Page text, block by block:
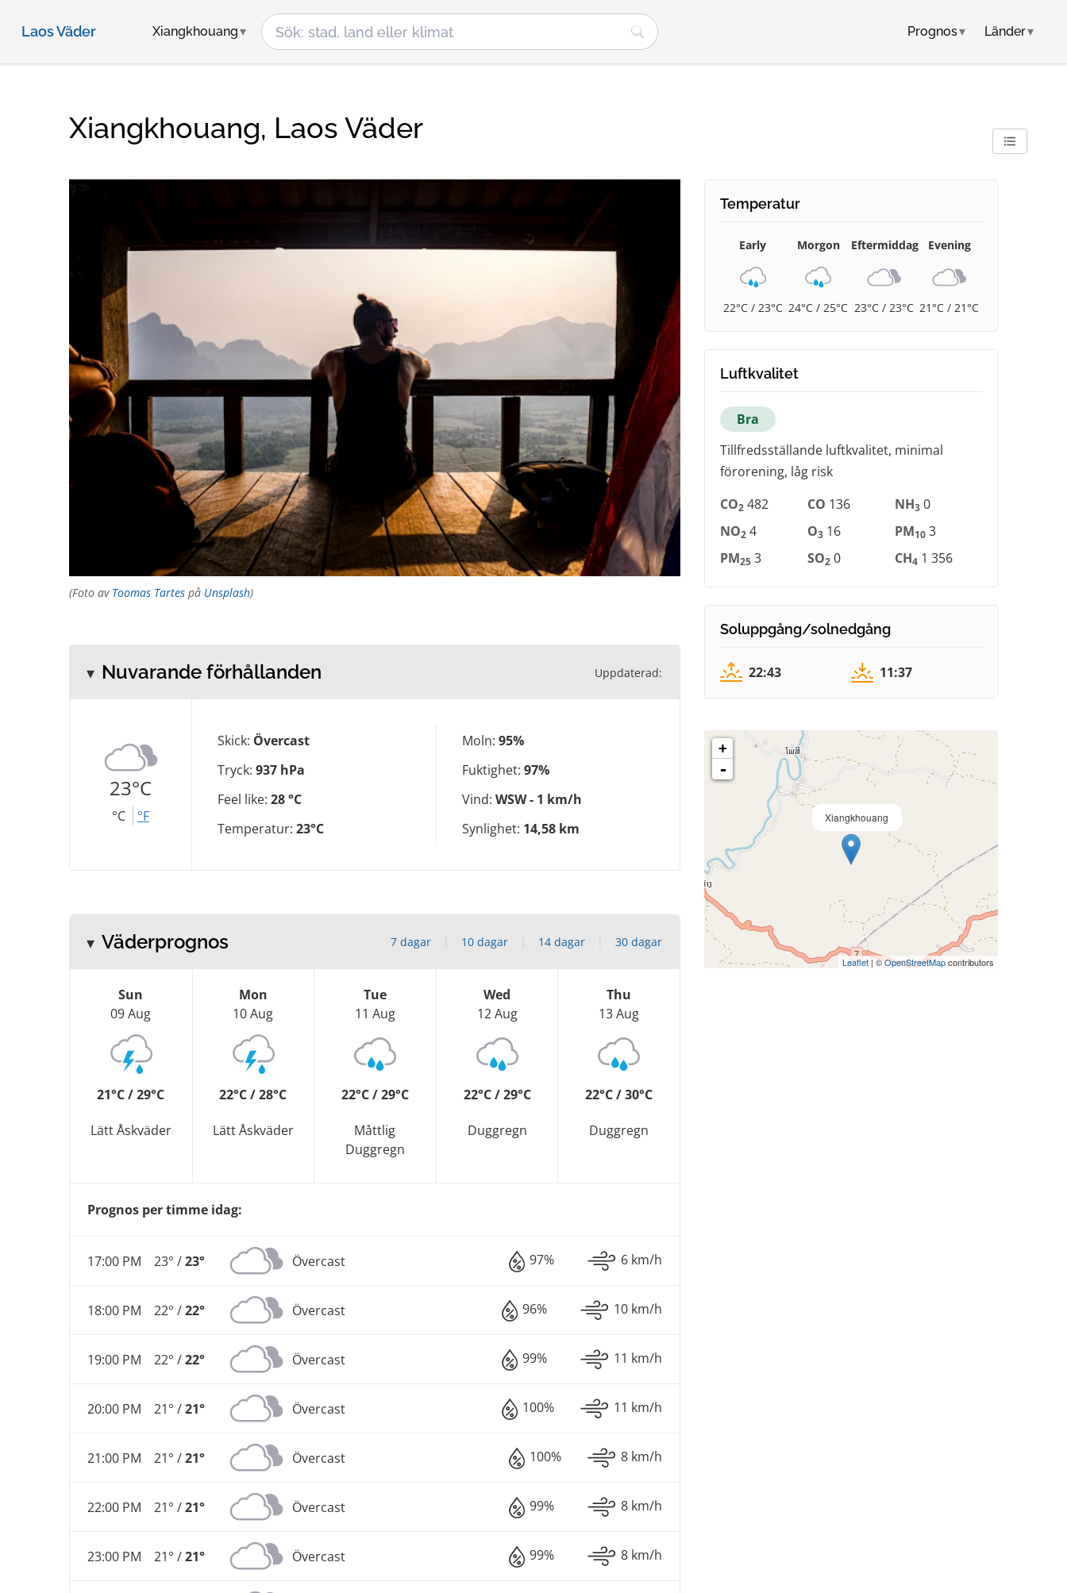
Laos Väder Xiangkhouang Prognos▾ Länder▾
Xiangkhouang, Laos Väder
(Foto av Toomas Tartes på Unsplash)
Nuvarande förhållanden Uppdaterad:
23°C
°C °F
Skick: Övercast
Tryck: 937 hPa
Feel like: 28 °C
Temperatur: 23°C
Moln: 95%
Fuktighet: 97%
Vind: WSW - 1 km/h
Synlighet: 14,58 km
Väderprognos 7 dagar 10 dagar 14 dagar 30 dagar
Sun
09 Aug
21°C / 29°C
Lätt Åskväder
Mon
10 Aug
22°C / 28°C
Lätt Åskväder
Tue
11 Aug
22°C / 29°C
Måttlig
Duggregn
Wed
12 Aug
22°C / 29°C
Duggregn
Thu
13 Aug
22°C / 30°C
Duggregn
Prognos per timme idag:
17:00 PM 23° /23° Övercast 97% 6 km/h
18:00 PM 22° /22° Övercast 96% 10 km/h
19:00 PM 22° /22° Övercast 99% 11 km/h
20:00 PM 21° /21° Övercast 100% 11 km/h
21:00 PM 21° /21° Övercast 100% 8 km/h
22:00 PM 21° /21° Övercast 99% 8 km/h
23:00 PM 21° /21° Övercast 99% 8 km/h
Temperatur
Early
22°C / 23°C
Morgon
24°C / 25°C
Eftermiddag
23°C / 23°C
Evening
21°C / 21°C
Luftkvalitet
Bra
Tillfredsställande luftkvalitet, minimal
förorening, låg risk
CO2 482 CO 136 NH3 0
NO2 4 O3 16 PM10 3
PM25 3 SO2 0 CH4 1 356
Soluppgång/solnedgång
22:43 11:37
Xiangkhouang
+
-
Leaflet | ©OpenStreetMapcontributors